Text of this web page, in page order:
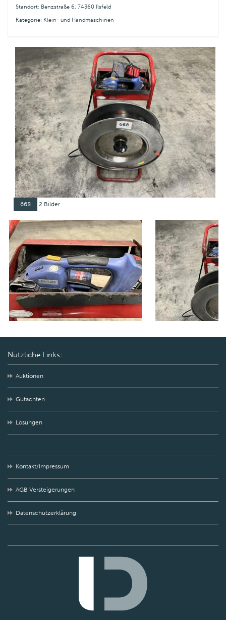
Standort: Benzstraße 6, 74360 Ilsfeld
Kategorie: Klein- und Handmaschinen
668 2 Bilder
Nützliche Links:
Auktionen
Gutachten
Lösungen
Kontakt/Impressum
AGB Versteigerungen
Datenschutzerklärung